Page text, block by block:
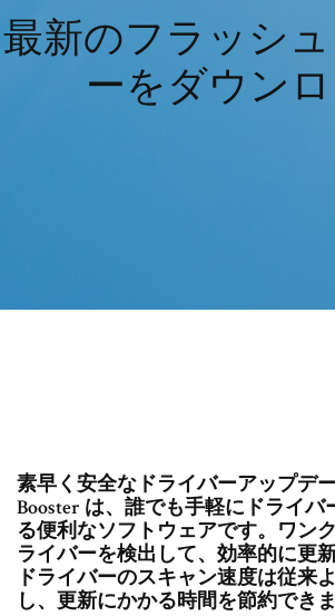
最新のフラッシ
ーをダウン
素早く安全なドライバーアップデ
Booster は、誰でも手軽にドライバ
る便利なソフトウェアです。ワン
ライバーを検出して、効率的に更
ドライバーのスキャン速度は従来
し、更新にかかる時間を節約できま